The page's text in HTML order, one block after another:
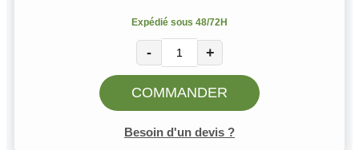
Expédié sous 48/72H
- +
COMMANDER
Besoin d'un devis ?